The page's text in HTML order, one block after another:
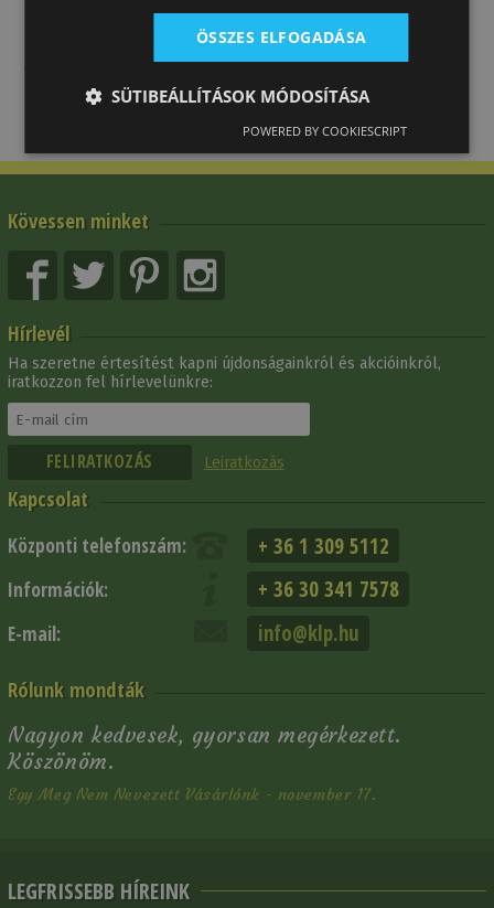
Kövessen minket
Hírlevél
Ha szeretne értesítést kapni újdonságainkról és akcióinkról,
iratkozzon fel hírlevelünkre:
Leiratkozás
Kapcsolat
Központi telefonszám: + 36 1 309 5112
Információk: + 36 30 341 7578
E-mail: info@klp.hu
Rólunk mondták
Nagyon kedvesek, gyorsan megérkezett.
Köszönöm.
Egy Meg Nem Nevezett Vásárlónk - november 17.
LEGFRISSEBB HÍREINK
ÖSSZES ELFOGADÁSA
SÜTIBEÁLLÍTÁSOK MÓDOSÍTÁSA
POWERED BY COOKIESCRIPT